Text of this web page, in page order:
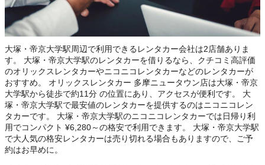
大塚・帝京大学駅周辺で利用できるレンタカー会社は2店舗ありま
す。 大塚・帝京大学駅のレンタカーを借りるなら、クチコミ高評価
のオリックスレンタカーやニコニコレンタカーなどのレンタカーが
おすすめ。 オリックスレンタカー 多摩ニュータウン店は大塚・帝京
大学駅から徒歩で約11分 の位置にあり、アクセスが便利です。 大
塚・帝京大学駅で最安値のレンタカーを提供するのはニコニコレン
タカーです。 大塚・帝京大学駅のニコニコレンタカーでは日帰り利
用でコンパクト ¥6,280～の格安で利用できます。 大塚・帝京大学駅
で大人気の格安レンタカーは売り切れる場合もありますので、ご予
約はお早めに。